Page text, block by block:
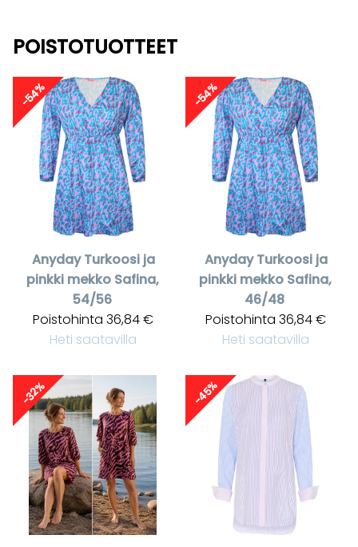
POISTOTUOTTEET
-54%
Anyday Turkoosi ja
pinkki mekko Safina,
54/56
Poistohinta 36,84 €
Heti saatavilla
-54%
Anyday Turkoosi ja
pinkki mekko Safina,
46/48
Poistohinta 36,84 €
Heti saatavilla
-32% -45%